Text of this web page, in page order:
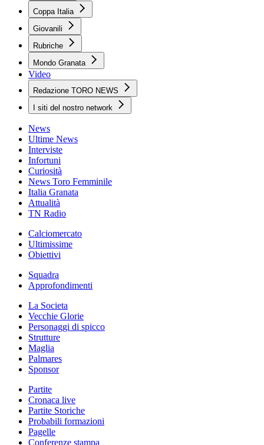
Coppa Italia
Giovanili
Rubriche
Mondo Granata
Video
Redazione TORO NEWS
I siti del nostro network
News
Ultime News
Interviste
Infortuni
Curiosità
News Toro Femminile
Italia Granata
Attualità
TN Radio
Calciomercato
Ultimissime
Obiettivi
Squadra
Approfondimenti
La Societa
Vecchie Glorie
Personaggi di spicco
Strutture
Maglia
Palmares
Sponsor
Partite
Cronaca live
Partite Storiche
Probabili formazioni
Pagelle
Conferenze stampa